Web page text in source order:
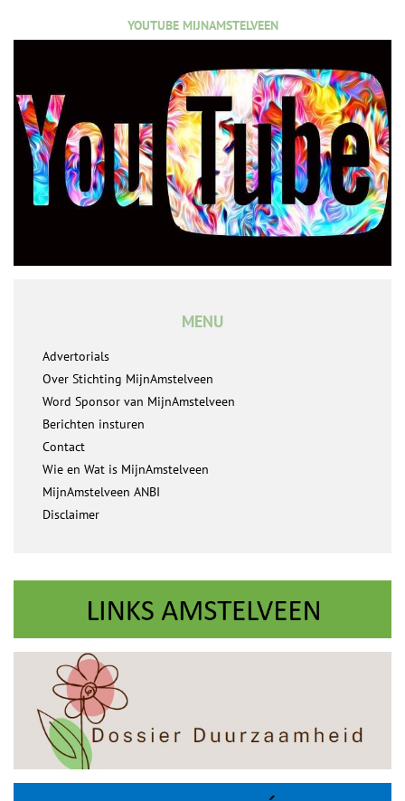
YOUTUBE MIJNAMSTELVEEN
MENU
Advertorials
Over Stichting MijnAmstelveen
Word Sponsor van MijnAmstelveen
Berichten insturen
Contact
Wie en Wat is MijnAmstelveen
MijnAmstelveen ANBI
Disclaimer